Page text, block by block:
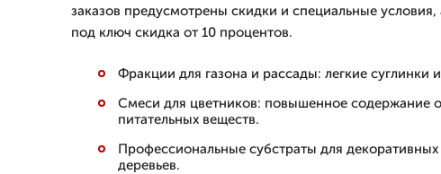
заказов предусмотрены скидки и специальные условия,
под ключ скидка от 10 процентов.
Фракции для газона и рассады: легкие суглинки
Смеси для цветников: повышенное содержание
питательных веществ.
Профессиональные субстраты для декоративных
деревьев.